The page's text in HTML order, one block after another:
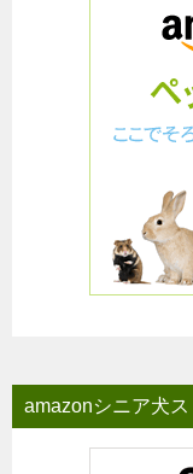
amazonシニア犬ス